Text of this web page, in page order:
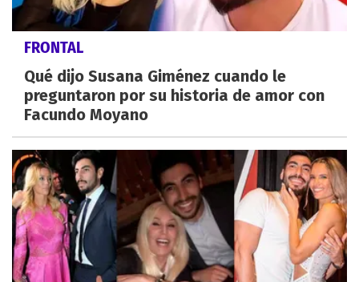
FRONTAL
Qué dijo Susana Giménez cuando le
preguntaron por su historia de amor con
Facundo Moyano